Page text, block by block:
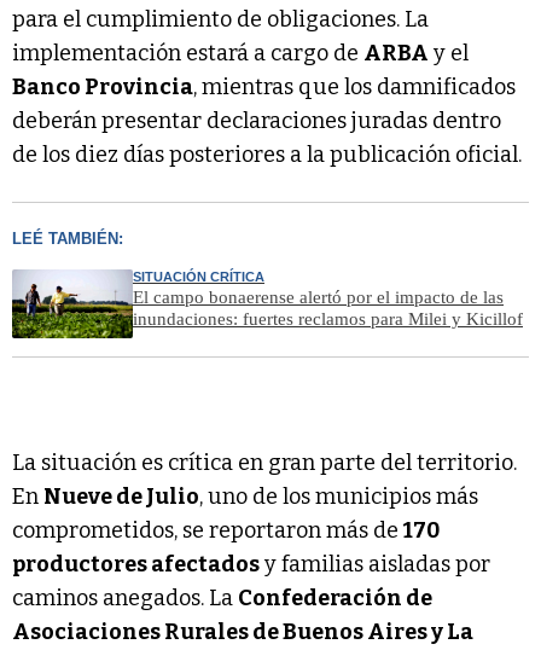
para el cumplimiento de obligaciones. La
implementación estará a cargo de ARBA y el
Banco Provincia, mientras que los damnificados
deberán presentar declaraciones juradas dentro
de los diez días posteriores a la publicación oficial.
LEÉ TAMBIÉN:
SITUACIÓN CRÍTICA
El campo bonaerense alertó por el impacto de las
inundaciones: fuertes reclamos para Milei y Kicillof
La situación es crítica en gran parte del territorio.
En Nueve de Julio, uno de los municipios más
comprometidos, se reportaron más de170
productores afectadosy familias aisladas por
caminos anegados. La Confederación de
Asociaciones Rurales de Buenos Aires y La